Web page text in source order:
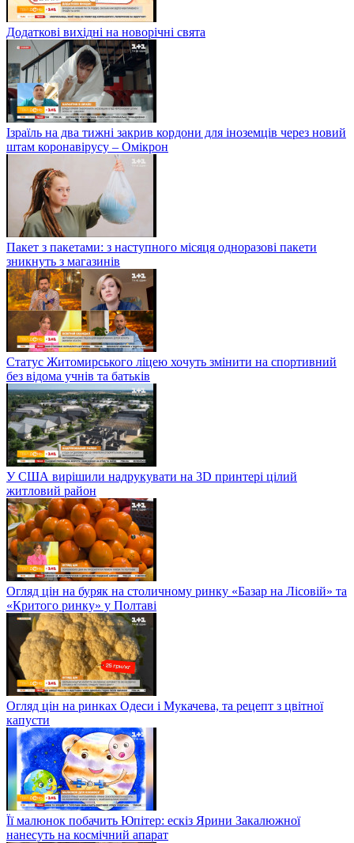
Додаткові вихідні на новорічні свята
Ізраїль на два тижні закрив кордони для іноземців через новий
штам коронавірусу – Омікрон
Пакет з пакетами: з наступного місяця одноразові пакети
зникнуть з магазинів
Статус Житомирського ліцею хочуть змінити на спортивний
без відома учнів та батьків
У США вирішили надрукувати на 3D принтері цілий
житловий район
Огляд цін на буряк на столичному ринку «Базар на Лісовій» та
«Критого ринку» у Полтаві
Огляд цін на ринках Одеси і Мукачева, та рецепт з цвітної
капусти
Її малюнок побачить Юпітер: ескіз Ярини Закалюжної
нанесуть на космічний апарат